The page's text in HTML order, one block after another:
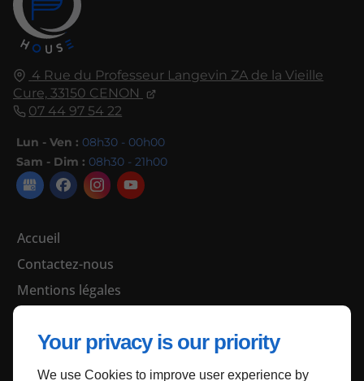
Your privacy is our priority
We use Cookies to improve user experience by
4 Rue du Professeur Langevin ZA de la Vieille
Cure, 33150 CENON
07 44 97 54 22
Lun - Ven : 08h30 - 00h00
Sam - Dim : 08h30 - 21h00
Accueil
Contactez-nous
Mentions légales